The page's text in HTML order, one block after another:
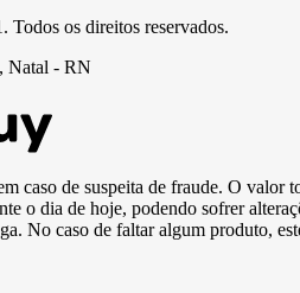
. Todos os direitos reservados.
Natal - RN
caso de suspeita de fraude. O
o dia de hoje, podendo sofrer
No caso de faltar algum produto,